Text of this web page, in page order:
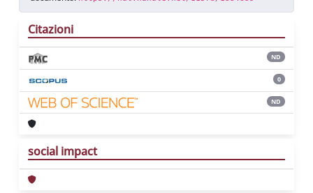
Citazioni
ND
0
ND
social impact